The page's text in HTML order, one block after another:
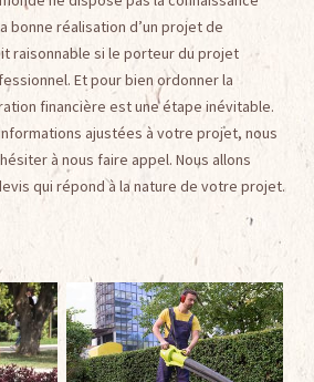
bonne réalisation d’un projet de
raisonnable si le porteur du projet
Et pour bien ordonner la
financière est une étape inévitable.
ajustées à votre projet, nous
à nous faire appel. Nous allons
qui répond à la nature de votre projet.